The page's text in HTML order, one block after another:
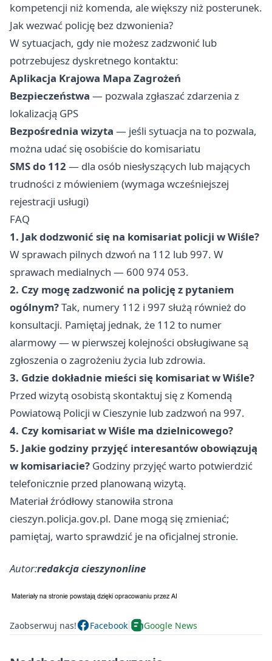
kompetencji niż komenda, ale większy niż posterunek.
Jak wezwać policję bez dzwonienia?
W sytuacjach, gdy nie możesz zadzwonić lub
potrzebujesz dyskretnego kontaktu:
Aplikacja Krajowa Mapa Zagrożeń
Bezpieczeństwa — pozwala zgłaszać zdarzenia z
lokalizacją GPS
Bezpośrednia wizyta — jeśli sytuacja na to pozwala,
można udać się osobiście do komisariatu
SMS do 112 — dla osób niesłyszących lub mających
trudności z mówieniem (wymaga wcześniejszej
rejestracji usługi)
FAQ
1. Jak dodzwonić się na komisariat policji w Wiśle?
W sprawach pilnych dzwoń na 112 lub 997. W
sprawach medialnych — 600 974 053.
2. Czy mogę zadzwonić na policję z pytaniem
ogólnym?Tak, numery 112 i 997 służą również do
konsultacji. Pamiętaj jednak, że 112 to numer
alarmowy — w pierwszej kolejności obsługiwane są
zgłoszenia o zagrożeniu życia lub zdrowia.
3. Gdzie dokładnie mieści się komisariat w Wiśle?
Przed wizytą osobistą skontaktuj się z Komendą
Powiatową Policji w Cieszynie lub zadzwoń na 997.
4. Czy komisariat w Wiśle ma dzielnicowego?
5. Jakie godziny przyjęć interesantów obowiązują
w komisariacie? Godziny przyjęć warto potwierdzić
telefonicznie przed planowaną wizytą.
Materiał źródłowy stanowiła strona
cieszyn.policja.gov.pl. Dane mogą się zmieniać;
pamiętaj, warto sprawdzić je na oficjalnej stronie.
Autor:redakcja cieszynonline
Zaobserwuj nas! Facebook Google News